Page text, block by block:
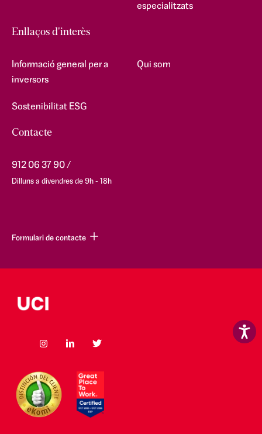
especialitzats
Enllaços d'interès
Informació general per a
inversors
Qui som
Sostenibilitat ESG
Contacte
912 06 37 90
Dilluns a divendres de 9h - 18h
Formulari de contacte